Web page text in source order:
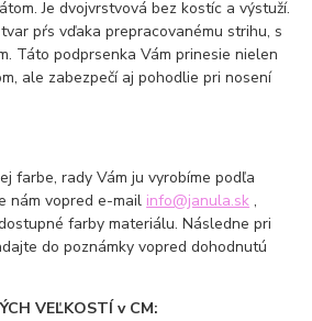
Je dvojvrstvová bez kostíc a výstuží.
pŕs vďaka prepracovanému strihu, s
Táto podprsenka Vám prinesie nielen
ale zabezpečí aj pohodlie pri nosení
farbe, rady Vám ju vyrobíme podľa
nám vopred e-mail info@janula.sk ,
farby materiálu. Následne pri
do poznámky vopred dohodnutú
VEĽKOSTÍ v CM: